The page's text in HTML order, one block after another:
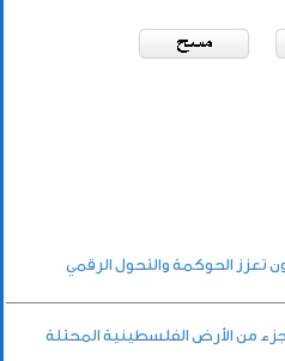
تعزز الحوكمة والتحول الرقمي
جزء من الأرض الفلسطينية المحتلة